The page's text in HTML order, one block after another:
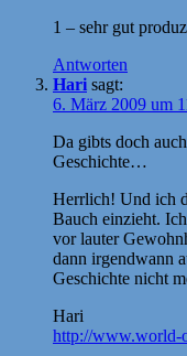
1 – sehr gut
Antworten
Hari sagt:
6. März 2009 um
Da gibts doch
Geschichte…
Herrlich! Und ich
Bauch einzieht.
vor lauter
dann irgendwann
Geschichte nicht
Hari
http://www.world-